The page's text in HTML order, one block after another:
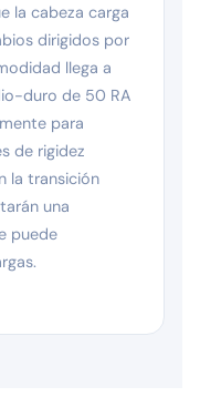
la cabeza carga
dirigidos por
llega a
duro de 50 RA
para
de rigidez
la transición
una
puede